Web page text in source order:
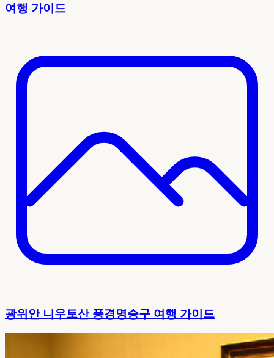
여행 가이드
광위안 니우토산 풍경명승구 여행 가이드